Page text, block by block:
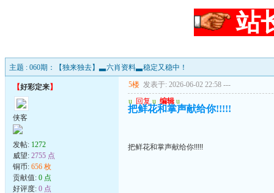
站
主题 : 060期：【独来独去】▃六肖资料▃稳定又稳中！
【好彩定来】
侠客
发帖: 1272
威望: 2755 点
铜币: 656 枚
贡献值: 0 点
好评度: 0 点
5楼 发表于: 2026-06-02 22:58 ---
u 回复 u 编辑 u
把鲜花和掌声献给你!!!!!
把鲜花和掌声献给你!!!!!